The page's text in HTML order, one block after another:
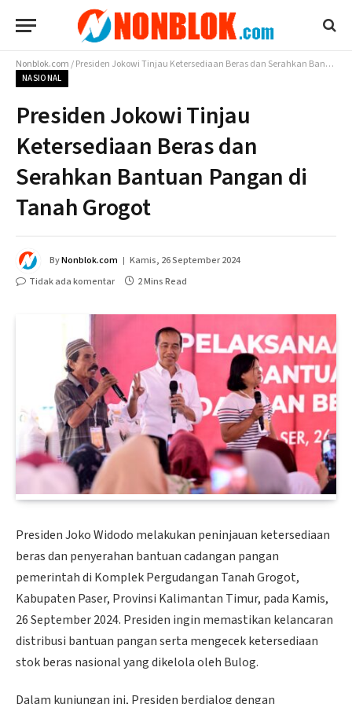
Nonblok.com/Presiden Jokowi Tinjau Ketersediaan Beras dan Serahkan Bantuan Pangan di Tanah Grogot
NASIONAL
Presiden Jokowi Tinjau
Ketersediaan Beras dan
Serahkan Bantuan Pangan di
Tanah Grogot
ByNonblok.com
Kamis, 26 September 2024
Tidak ada komentar
2 Mins Read
Presiden Joko Widodo melakukan peninjauan ketersediaan
beras dan penyerahan bantuan cadangan pangan
pemerintah di Komplek Pergudangan Tanah Grogot,
Kabupaten Paser, Provinsi Kalimantan Timur, pada Kamis,
26 September 2024. Presiden ingin memastikan kelancaran
distribusi bantuan pangan serta mengecek ketersediaan
stok beras nasional yang dikelola oleh Bulog.
Dalam kunjungan ini, Presiden berdialog dengan